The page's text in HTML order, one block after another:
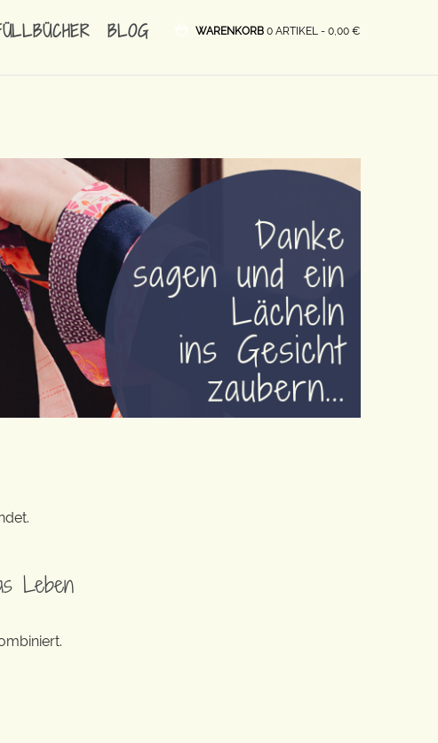
BLOG WARENKORB 0 ARTIKEL - 0,00 €
Leben